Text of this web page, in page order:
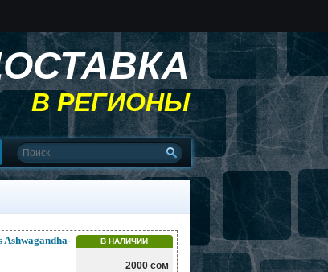
В РЕГИОНЫ
Ashwagandha-
В НАЛИЧИИ
2000 сом